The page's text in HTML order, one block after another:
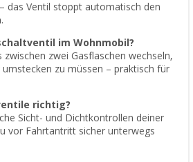
das Ventil stoppt automatisch den
im Wohnmobil?
zwei Gasflaschen wechseln,
zu müssen – praktisch für
richtig?
Sicht- und Dichtkontrollen deiner
vor Fahrtantritt sicher unterwegs